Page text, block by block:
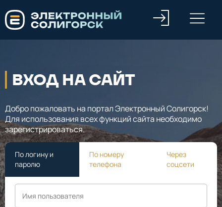
ВХОД НА САЙТ
Добро пожаловать на портал Электронный Солигорск!
Для использования всех функций сайта необходимо
зарегистрироваться.
По логину и
паролю
По номеру
телефона
Через
соцсети